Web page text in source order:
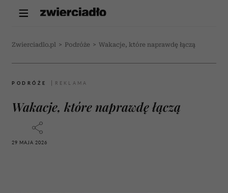
Zwierciadlo.pl > Podróże > Wakacje, które naprawdę łączą
PODRÓŻE
Wakacje, które naprawdę łączą
29 MAJA 2026